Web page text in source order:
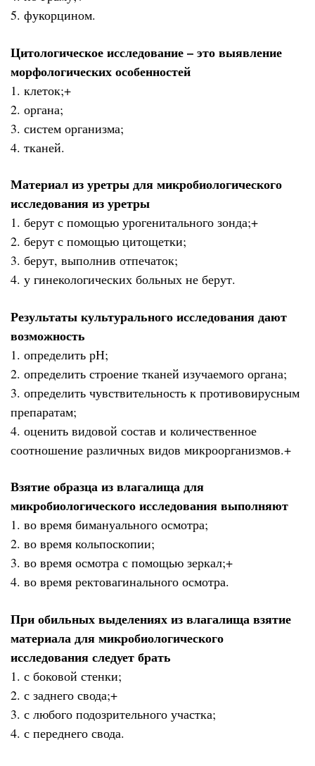
5. фукорцином.
Цитологическое исследование – это выявление
морфологических особенностей
1. клеток;+
2. органа;
3. систем организма;
4. тканей.
Материал из уретры для микробиологического
исследования из уретры
1. берут с помощью урогенитального зонда;+
2. берут с помощью цитощетки;
3. берут, выполнив отпечаток;
4. у гинекологических больных не берут.
Результаты культурального исследования дают
возможность
1. определить рН;
2. определить строение тканей изучаемого органа;
3. определить чувствительность к противовирусным
препаратам;
4. оценить видовой состав и количественное
соотношение различных видов микроорганизмов.+
Взятие образца из влагалища для
микробиологического исследования выполняют
1. во время бимануального осмотра;
2. во время кольпоскопии;
3. во время осмотра с помощью зеркал;+
4. во время ректовагинального осмотра.
При обильных выделениях из влагалища взятие
материала для микробиологического
исследования следует брать
1. с боковой стенки;
2. с заднего свода;+
3. с любого подозрительного участка;
4. с переднего свода.